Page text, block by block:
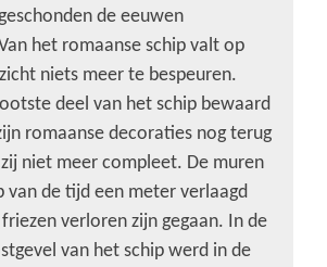
de eeuwen
het romaanse schip valt op
niets meer te bespeuren.
deel van het schip bewaard
romaanse decoraties nog terug
niet meer compleet. De muren
van de tijd een meter verlaagd
verloren zijn gegaan. In de
van het schip werd in de